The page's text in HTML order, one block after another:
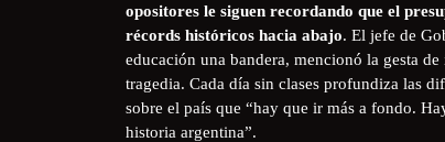
opositores le siguen recordando que el
récords históricos hacia abajo. El jefe de
educación una bandera, mencionó la gesta
tragedia. Cada día sin clases profundiza las
sobre el país que “hay que ir más a fondo.
historia argentina”.